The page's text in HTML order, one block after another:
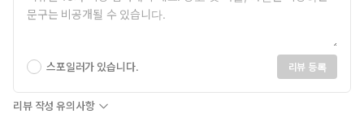
당신이 이향인이든 아니든 가장 지속하는 관계는 바로 자기 자신
과의 관계다. 그 관계를 단단히 하면, 타인을더 깊이 이해하고 타
스포일러가 있습니다. 리뷰 등록
리뷰 작성 유의사항